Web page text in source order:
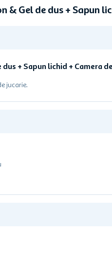
& Gel de dus + Sapun
+ Sapun lichid + Camera
jucarie.